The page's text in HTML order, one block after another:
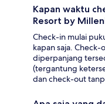
Kapan waktu
Resort by
Check-in mulai
kapan saja.
diperpanjang
(tergantung
dan check-out